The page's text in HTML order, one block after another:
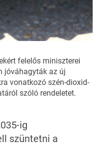
felelős miniszterei
jóváhagyták az új
vonatkozó szén-dioxid-
szóló rendeletet.
ig
szüntetni a